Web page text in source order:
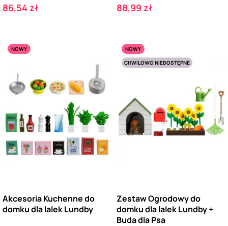
Cena
86,54 zł Cena
88,99 zł
NOWY
Akcesoria Kuchenne do
domku dla lalek Lundby
NOWY
CHWILOWO NIEDOSTĘPNE
Zestaw Ogrodowy do
domku dla lalek Lundby +
Buda dla Psa